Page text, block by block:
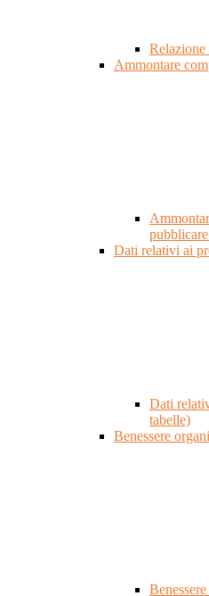
Relazione
Ammontare
Dati relativi ai
Dati
tabelle)
Benessere